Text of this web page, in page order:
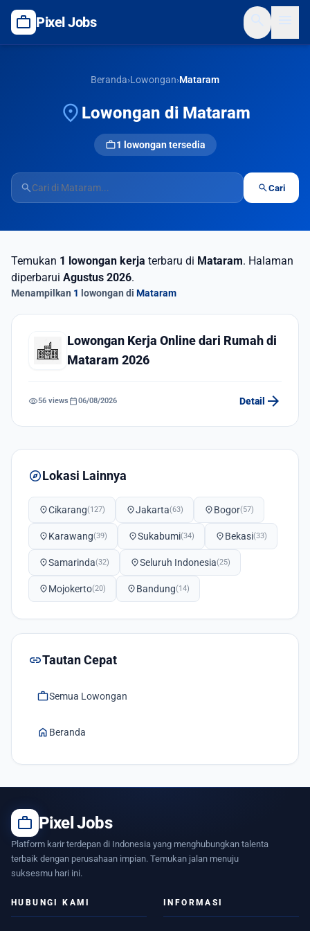
work Pixel Jobs
Beranda›Lowongan›Mataram
location_on Lowongan di Mataram
work1 lowongan tersedia
search searchCari
Temukan 1 lowongan kerja terbaru di Mataram. Halaman
diperbarui Agustus 2026.
Menampilkan 1 lowongan di Mataram
Lowongan Kerja Online dari Rumah di
Mataram 2026
visibility56 views calendar_today06/08/2026 Detail arrow_forward
exploreLokasi Lainnya
location_onCikarang(127) location_onJakarta(63) location_onBogor(57)
location_onKarawang(39) location_onSukabumi(34) location_onBekasi(33)
location_onSamarinda(32) location_onSeluruh Indonesia(25)
location_onMojokerto(20) location_onBandung(14)
linkTautan Cepat
workSemua Lowongan
home Beranda
work Pixel Jobs
Platform karir terdepan di Indonesia yang menghubungkan talenta
terbaik dengan perusahaan impian. Temukan jalan menuju
suksesmu hari ini.
HUBUNGI KAMI INFORMASI